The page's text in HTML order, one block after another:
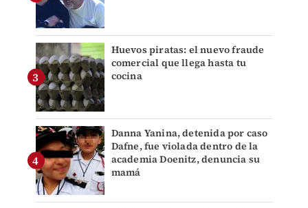
Huevos piratas: el nuevo fraude
comercial que llega hasta tu
cocina
Danna Yanina, detenida por caso
Dafne, fue violada dentro de la
academia Doenitz, denuncia su
mamá